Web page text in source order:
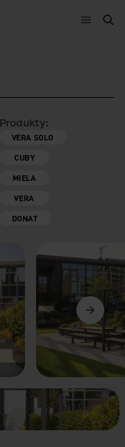
Menu
Produkty:
VERA SOLO
CUBY
MIELA
VERA
DONAT
Dalej